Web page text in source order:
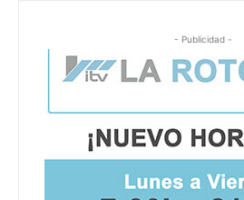
- Publicidad -